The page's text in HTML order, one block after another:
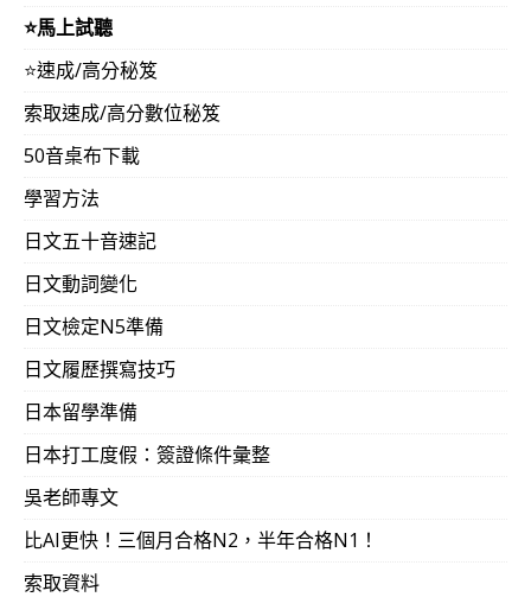
⭐️馬上試聽
⭐️速成/高分秘笈
索取速成/高分數位秘笈
50音桌布下載
學習方法
日文五十音速記
日文動詞變化
日文檢定N5準備
日文履歷撰寫技巧
日本留學準備
日本打工度假：簽證條件彙整
吳老師專文
比AI更快！三個月合格N2，半年合格N1！
索取資料